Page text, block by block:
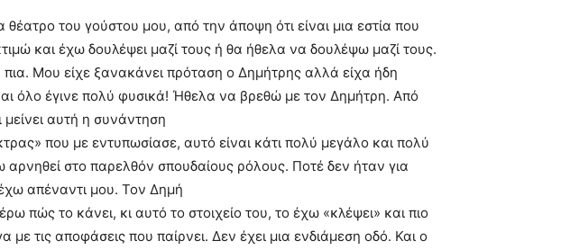
του γούστου μου, από την άποψη ότι είναι μια εστία που
και έχω δουλέψει μαζί τους ή θα ήθελα να δουλέψω μαζί τους.
πια. Μου είχε ξανακάνει πρόταση ο Δημήτρης αλλά είχα ήδη
όλο έγινε πολύ φυσικά! Ήθελα να βρεθώ με τον Δημήτρη. Από
αυτή η συνάντηση
που με εντυπωσίασε, αυτό είναι κάτι πολύ μεγάλο και πολύ
στο παρελθόν σπουδαίους ρόλους. Ποτέ δεν ήταν για
απέναντι μου. Τον Δημή
πώς το κάνει, κι αυτό το στοιχείο του, το έχω «κλέψει» και πιο
τις αποφάσεις που παίρνει. Δεν έχει μια ενδιάμεση οδό. Και ο